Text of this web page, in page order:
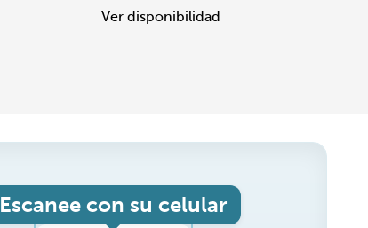
Ver disponibilidad
Escanee con su celular